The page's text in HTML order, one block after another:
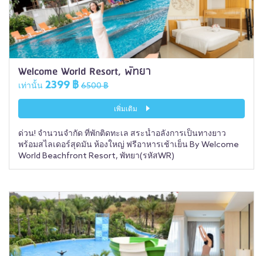
Welcome World Resort, พัทยา
เท่านั้น 2399 ฿ 6500 ฿
เพิ่มเติม
ด่วน! จำนวนจำกัด ที่พักติดทะเล สระน้ำอลังการเป็นทางยาว
พร้อมสไลเดอร์สุดมัน ห้องใหญ่ ฟรีอาหารเช้าเย็น By Welcome
World Beachfront Resort, พัทยา(รหัสWR)